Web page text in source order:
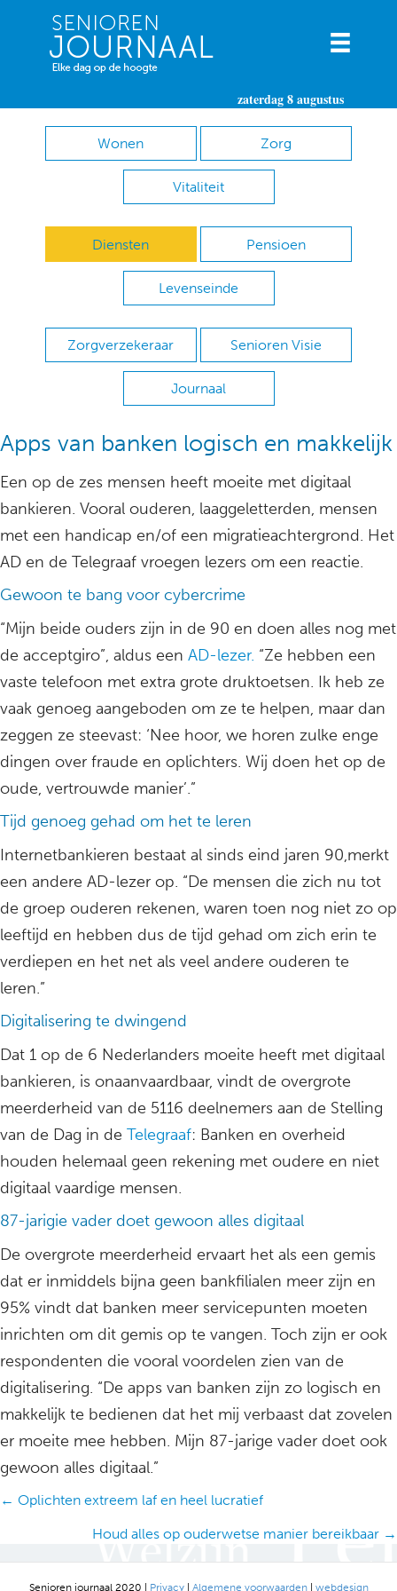
zaterdag 8 augustus
Wonen Zorg
Vitaliteit
Diensten Pensioen
Levenseinde
Zorgverzekeraar Senioren Visie
Journaal
Apps van banken logisch en makkelijk
Een op de zes mensen heeft moeite met digitaal
bankieren. Vooral ouderen, laaggeletterden, mensen
met een handicap en/of een migratieachtergrond. Het
AD en de Telegraaf vroegen lezers om een reactie.
Gewoon te bang voor cybercrime
“Mijn beide ouders zijn in de 90 en doen alles nog met
de acceptgiro”, aldus een AD-lezer. “Ze hebben een
vaste telefoon met extra grote druktoetsen. Ik heb ze
vaak genoeg aangeboden om ze te helpen, maar dan
zeggen ze steevast: ‘Nee hoor, we horen zulke enge
dingen over fraude en oplichters. Wij doen het op de
oude, vertrouwde manier’.”
Tijd genoeg gehad om het te leren
Internetbankieren bestaat al sinds eind jaren 90,merkt
een andere AD-lezer op. “De mensen die zich nu tot
de groep ouderen rekenen, waren toen nog niet zo op
leeftijd en hebben dus de tijd gehad om zich erin te
verdiepen en het net als veel andere ouderen te
leren.”
Digitalisering te dwingend
Dat 1 op de 6 Nederlanders moeite heeft met digitaal
bankieren, is onaanvaardbaar, vindt de overgrote
meerderheid van de 5116 deelnemers aan de Stelling
van de Dag in de Telegraaf: Banken en overheid
houden helemaal geen rekening met oudere en niet
digitaal vaardige mensen.
87-jarigie vader doet gewoon alles digitaal
De overgrote meerderheid ervaart het als een gemis
dat er inmiddels bijna geen bankfilialen meer zijn en
95% vindt dat banken meer servicepunten moeten
inrichten om dit gemis op te vangen. Toch zijn er ook
respondenten die vooral voordelen zien van de
digitalisering. “De apps van banken zijn zo logisch en
makkelijk te bedienen dat het mij verbaast dat zovelen
er moeite mee hebben. Mijn 87-jarige vader doet ook
gewoon alles digitaal.”
Posts
navigation
← Oplichten extreem laf en heel lucratief
Houd alles op ouderwetse manier bereikbaar →
Senioren journaal 2020 | Privacy| Algemene voorwaarden| webdesign